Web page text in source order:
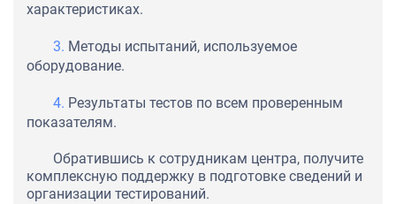
характеристиках.
Методы испытаний, используемое
оборудование.
Результаты тестов по всем проверенным
показателям.
Обратившись к сотрудникам центра, получите
комплексную поддержку в подготовке сведений и
организации тестирований.